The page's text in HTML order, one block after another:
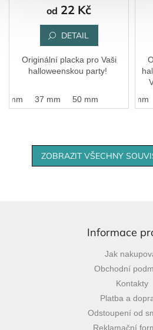
od 22 Kč
DETAIL
Originální placka pro Vaši
halloweenskou party!
mm 37 mm 50 mm
25 mm
ZOBRAZIT VŠECHNY
Informace
Jak
Obchodní
Kontakty
Platba a
Odstoupení od
Reklamační